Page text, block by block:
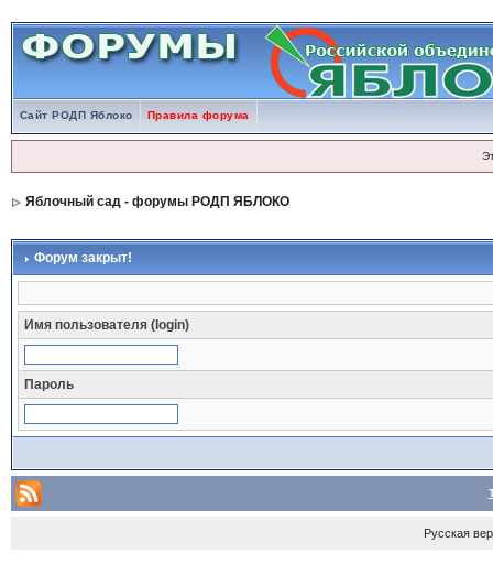
Сайт РОДП Яблоко Правила форума
Яблочный сад - форумы РОДП ЯБЛОКО
Форум закрыт!
Имя пользователя (login)
Пароль
Русская